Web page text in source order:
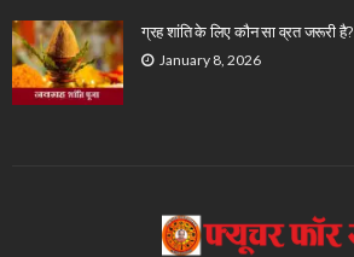
ग्रह शांति के लिए कौन सा व्रत जरूरी है?
January 8, 2026